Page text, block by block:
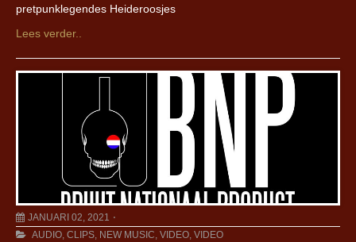
pretpunklegendes Heideroosjes
Lees verder..
JANUARI 02, 2021
AUDIO, CLIPS, NEW MUSIC, VIDEO, VIDEO